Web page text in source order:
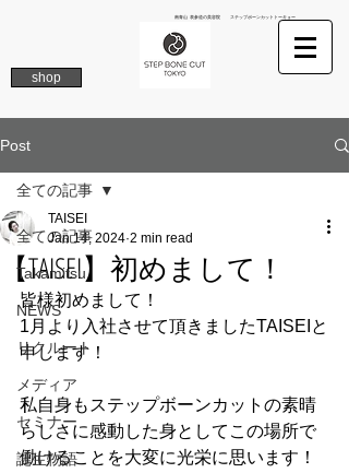
南青山 表参道の美容院 ステップボーンカットトーキョー
shop
Post
全ての記事
Takamitsu
NEWS
リクルート
メディア
セミナー
誕生物語
全ての記事
【TAISEI】初めまして！
TAISEI
Jan 14, 2024 2 min read
皆様初めまして！
1月より入社させて頂きましたTAISEIと
申します！
私自身もステップボーンカットの素晴
らしさに感動した身としてこの場所で
働けることを大変に光栄に思います！